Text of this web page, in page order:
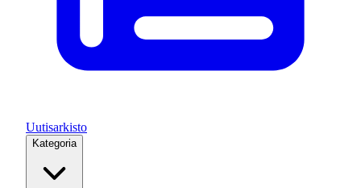
Uutisarkisto
Kategoria